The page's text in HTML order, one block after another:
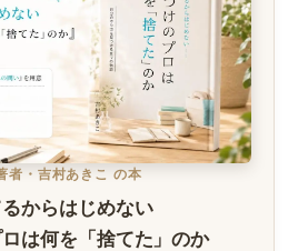
者・吉村あきこ の本
からはじめない
は何を「捨てた」のか